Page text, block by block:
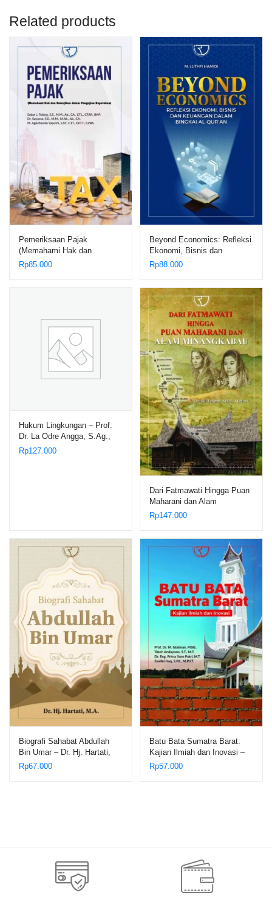
Related products
Pemeriksaan Pajak
(Memahami Hak dan
Kewajiban dalam Pengujian
Rp85.000
Beyond Economics: Refleksi
Ekonomi, Bisnis dan
Keuangan dalam Bingkai Al-
Rp88.000
Hukum Lingkungan – Prof.
Dr. La Odre Angga, S.Ag.,
S.H., M.Hum.
Rp127.000
Dari Fatmawati Hingga Puan
Maharani dan Alam
Minangkabau – Dr. Siti
Rp147.000
Biografi Sahabat Abdullah
Bin Umar – Dr. Hj. Hartati,
M.A.
Rp67.000
Batu Bata Sumatra Barat:
Kajian Ilmiah dan Inovasi –
Prof. Dr. M. Giatman, MSI
Rp57.000